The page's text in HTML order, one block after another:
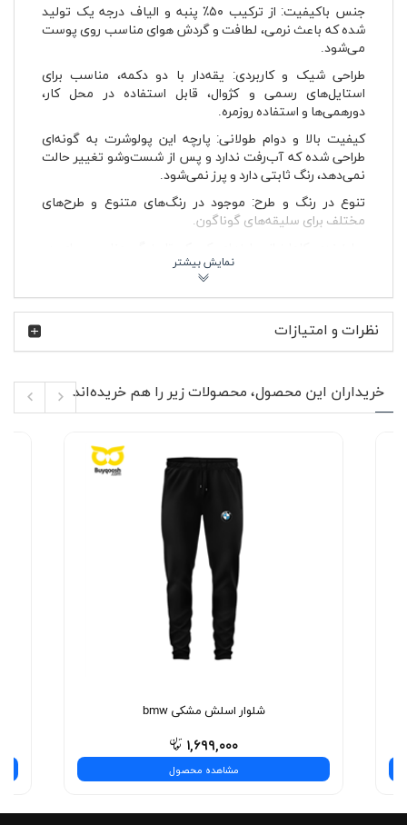
جنس باکیفیت: از ترکیب ۵۰٪ پنبه و الیاف درجه یک تولید
شده که باعث نرمی، لطافت و گردش هوای مناسب روی پوست
می‌شود.
طراحی شیک و کاربردی: یقه‌دار با دو دکمه، مناسب برای
استایل‌های رسمی و کژوال، قابل استفاده در محل کار،
دورهمی‌ها و استفاده روزمره.
کیفیت بالا و دوام طولانی: پارچه این پولوشرت به گونه‌ای
طراحی شده که آب‌رفت ندارد و پس از شست‌وشو تغییر حالت
نمی‌دهد، رنگ ثابتی دارد و پرز نمی‌شود.
تنوع در رنگ و طرح: موجود در رنگ‌های متنوع و طرح‌های
مختلف برای سلیقه‌های گوناگون.
می‌شود، بدون ایجاد حساسیت یا احساس گرما.
با این پولوشرت، استایل شیک و راحتی را همزمان تجربه کنید!
همین حالا رنگ و سایز مورد نظر خود را انتخاب کنید و به کمد
نظرات و امتیازات
خریداران این محصول، محصولات زیر را هم خریده‌اند
شلوار اسلش مشکی bmw
۱,۶۹۹,۰۰۰
مشاهده محصول